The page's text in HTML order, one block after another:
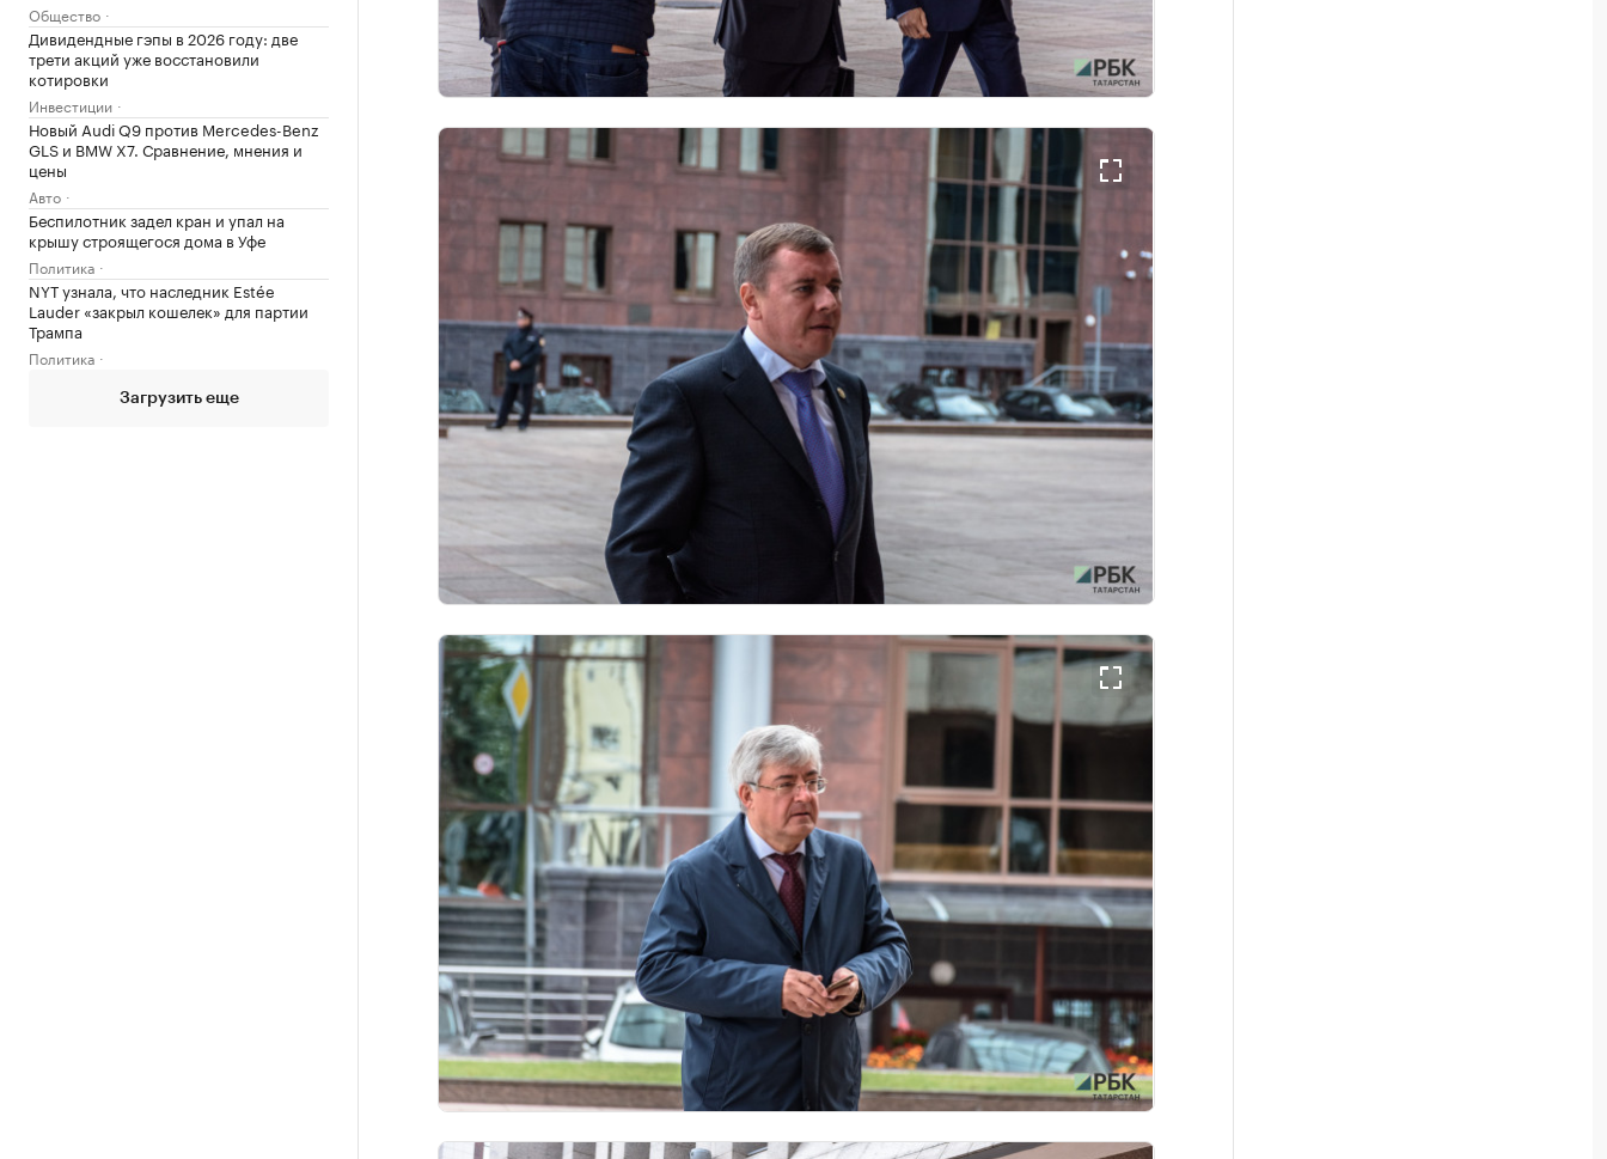
Общество
Дивидендные гэпы в 2026 году: две
трети акций уже восстановили
котировки
Инвестиции
Новый Audi Q9 против Mercedes-Benz
GLS и BMW X7. Сравнение, мнения и
цены
Авто
Беспилотник задел кран и упал на
крышу строящегося дома в Уфе
Политика
NYT узнала, что наследник Estée
Lauder «закрыл кошелек» для партии
Трампа
Политика
Загрузить еще